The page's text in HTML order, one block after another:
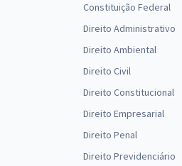
Constituição Federal
Direito Administrativo
Direito Ambiental
Direito Civil
Direito Constitucional
Direito Empresarial
Direito Penal
Direito Previdenciário